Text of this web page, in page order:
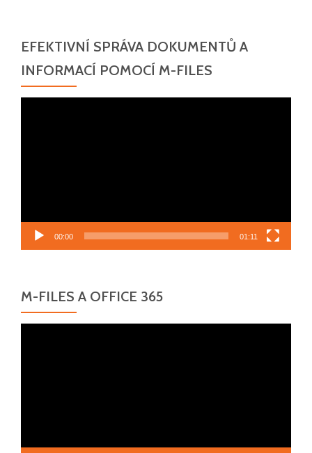
EFEKTIVNÍ SPRÁVA DOKUMENTŮ A
INFORMACÍ POMOCÍ M-FILES
00:00 01:11
M-FILES A OFFICE 365